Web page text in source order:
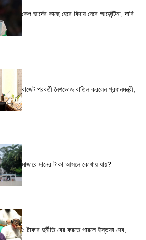
কেপ ভার্দের কাছে হেরে বিদায় নেবে আর্জেন্টিনা, দাবি
বাজেট পরবর্তী নৈশভোজ বাতিল করলেন প্রধানমন্ত্রী,
মাজারে দানের টাকা আসলে কোথায় যায়?
১ টাকার দুর্নীতি বের করতে পারলে ইস্তফা দেব,